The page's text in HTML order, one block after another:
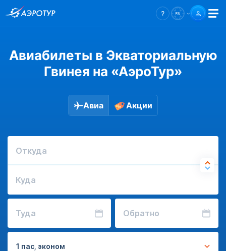
Авиабилеты в Экваториальную
Гвинея на «АэроТур»
Авиа Акции
Откуда
Куда
Туда Обратно
1 пас, эконом